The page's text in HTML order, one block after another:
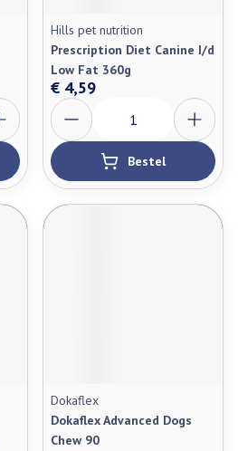
Hills pet nutrition
Prescription Diet Canine I/d
Low Fat 360g
€ 4,59
Aantal
Bestel
Dokaflex
Dokaflex Advanced Dogs
Chew 90